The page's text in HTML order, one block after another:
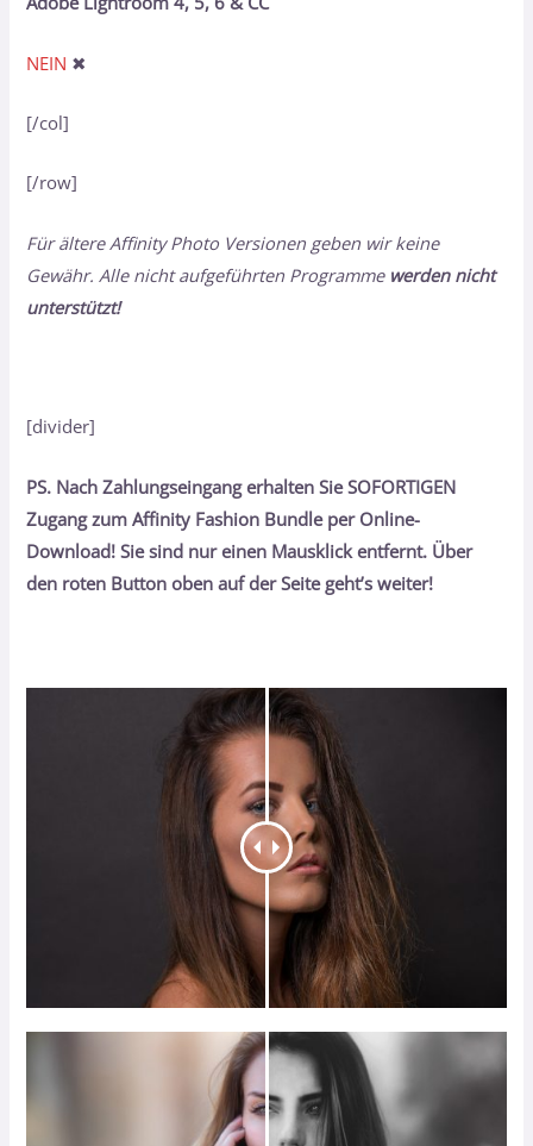
NEIN ✖
[/col]
[/row]
Für ältere Affinity Photo Versionen geben wir keine
Gewähr. Alle nicht aufgeführten Programme werden nicht
unterstützt!
[divider]
PS. Nach Zahlungseingang erhalten Sie SOFORTIGEN
Zugang zum Affinity Fashion Bundle per Online-
Download! Sie sind nur einen Mausklick entfernt. Über
den roten Button oben auf der Seite geht’s weiter!